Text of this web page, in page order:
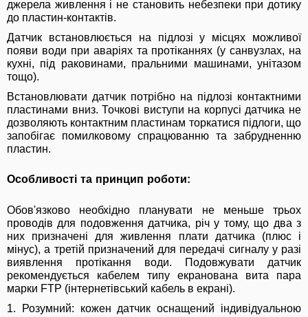
джерела живлення і не становить небезпеки при дотику
до пластин-контактів.
Датчик встановлюється на підлозі у місцях можливої
появи води при аваріях та протіканнях (у санвузлах, на
кухні, під раковинами, пральними машинами, унітазом
тощо).
Встановлювати датчик потрібно на підлозі контактними
пластинами вниз. Точкові виступи на корпусі датчика не
дозволяють контактним пластинам торкатися підлоги, що
запобігає помилковому спрацюванню та забрудненню
пластин.
Особливості та принцип роботи:
Обов'язково необхідно планувати не меньше трьох
проводів для подовження датчика, річ у тому, що два з
них призначені для живлення плати датчика (плюс і
мінус), а третій призначений для передачі сигналу у разі
виявлення протікання води. Подовжувати датчик
рекомендується кабелем типу екранована вита пара
марки FTP (інтернетівський кабель в екрані).
1. Розумний: кожен датчик оснащений індивідуальною